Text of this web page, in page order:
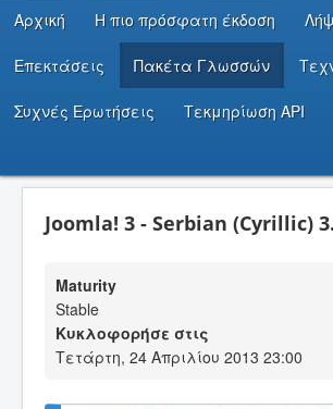
ΠΌΡΟΙ ΠΡΟΓΡΑΜΜΑΤΙΣΤΏΝ
Αρχική Η πιο πρόσφατη έκδοση
Επεκτάσεις Πακέτα Γλωσσών
Συχνές Ερωτήσεις Τεκμηρίωση API
Joomla! 3 - Serbian (Cyrillic)
Maturity
Stable
Κυκλοφορήσε στις
Τετάρτη, 24 Απριλίου 2013 23:00